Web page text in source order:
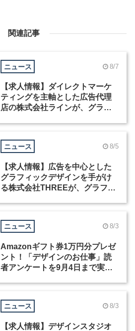
関連記事
ニュース 8/7
【求人情報】ダイレクトマーケ
ティングを主軸とした広告代理
店の株式会社ラインが、グラフ
ニュース 8/5
【求人情報】広告を中心とした
グラフィックデザインを手がけ
る株式会社THREEが、グラフィ
ニュース 8/3
Amazonギフト券1万円分プレゼ
ント！「デザインのお仕事」読
者アンケートを9月4日まで実施
ニュース 8/3
【求人情報】デザインスタジオ